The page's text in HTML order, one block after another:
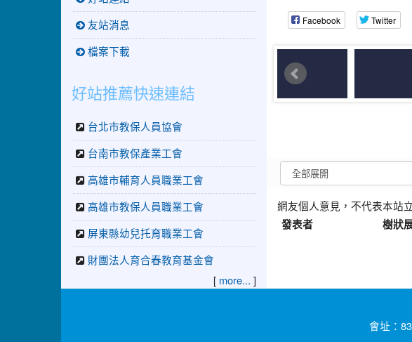
Facebook Twitter
網友個人意見，不代表本站
發表者
樹狀
友站消息
檔案下載
好站推薦快速連結
台北市教保人員協會
台南市教保產業工會
高雄市輔育人員職業工會
高雄市教保人員職業工會
屏東縣幼兒托育職業工會
財團法人育合春教育基金會
[ more... ]
會址：